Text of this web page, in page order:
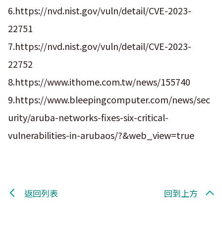
6.https://nvd.nist.gov/vuln/detail/CVE-2023-
22751
7.https://nvd.nist.gov/vuln/detail/CVE-2023-
22752
8.https://www.ithome.com.tw/news/155740
9.https://www.bleepingcomputer.com/news/sec
urity/aruba-networks-fixes-six-critical-
vulnerabilities-in-arubaos/?&web_view=true
返回列表 回到上方